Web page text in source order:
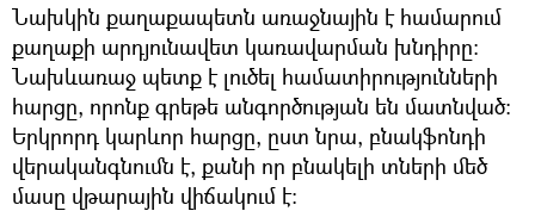
Նախկին քաղաքապետն առաջնային է համարում
քաղաքի արդյունավետ կառավարման խնդիրը։
Նախևառաջ պետք է լուծել համատիրությունների
հարցը, որոնք գրեթե անգործության են մատնված։
Երկրորդ կարևոր հարցը, ըստ նրա, բնակֆոնդի
վերականգնումն է, քանի որ բնակելի տների մեծ
մասը վթարային վիճակում է։